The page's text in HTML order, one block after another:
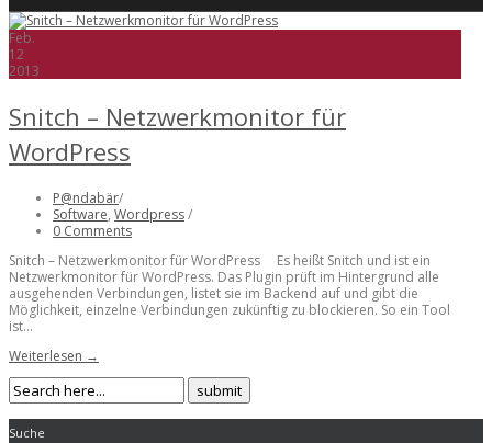
Feb.
12
2013
Snitch – Netzwerkmonitor für
WordPress
P@ndabär/
Software, Wordpress/
0 Comments
Snitch – Netzwerkmonitor für WordPress Es heißt Snitch und ist ein
Netzwerkmonitor für WordPress. Das Plugin prüft im Hintergrund alle
ausgehenden Verbindungen, listet sie im Backend auf und gibt die
Möglichkeit, einzelne Verbindungen zukünftig zu blockieren. So ein Tool
ist...
Weiterlesen →
Suche